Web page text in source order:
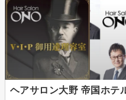
ヘアサロン大野 帝国ホテ